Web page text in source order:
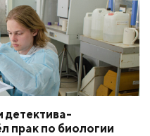
детектива-
прак по биологии